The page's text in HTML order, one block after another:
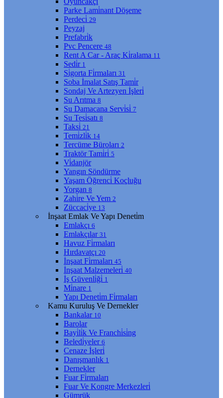
Parke Lami̇nant Döşeme
Perdeci̇ 29
Peyzaj
Prefabri̇k
Pvc Pencere 48
Rent A Car - Araç Ki̇ralama 11
Sedi̇r 1
Si̇gorta Fi̇rmaları 31
Soba İmalat Satış Tami̇r
Sondaj Ve Artezyen İşleri̇
Su Arıtma 8
Su Damacana Servi̇si̇ 7
Su Tesi̇satı 8
Taksi̇ 21
Temi̇zli̇k 14
Tercüme Büroları 2
Traktör Tami̇ri̇ 5
Vi̇danjör
Yangın Söndürme
Yaşam Öğrenci̇ Koçluğu
Yorgan 8
Zahi̇re Ve Yem 2
Züccaci̇ye 13
İnşaat Emlak Ve Yapı Deneti̇m
Emlakçı 6
Emlakçılar 31
Havuz Fi̇rmaları
Hırdavatçı 20
İnşaat Fi̇rmaları 45
İnşaat Malzemeleri̇ 40
İş Güvenli̇ği̇ 1
Mi̇nare 1
Yapı Deneti̇m Fi̇rmaları
Kamu Kuruluş Ve Dernekler
Bankalar 10
Barolar
Bayi̇li̇k Ve Franchi̇si̇ng
Beledi̇yeler 6
Cenaze İşleri̇
Danışmanlık 1
Dernekler
Fuar Fi̇rmaları
Fuar Ve Kongre Merkezleri̇
Gümrük